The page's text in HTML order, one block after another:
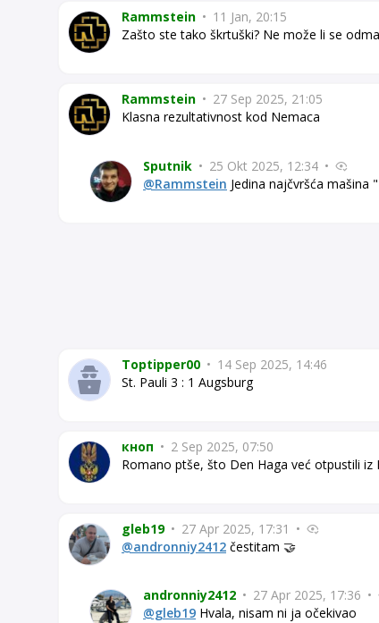
Rammstein • 11 Jan, 20:15
Zašto ste tako škrtuški? Ne može li se
Rammstein • 27 Sep 2025, 21:05
Klasna rezultativnost kod Nemaca
Sputnik • 25 Okt 2025, 12:34 •
@Rammstein Jedina najčvršća mašina
Toptipper00 • 14 Sep 2025, 14:46
St. Pauli 3 : 1 Augsburg
кноп • 2 Sep 2025, 07:50
Romano ptše, što Den Haga već otpustili iz
gleb19 • 27 Apr 2025, 17:31 •
@andronniy2412 čestitam 🤝
andronniy2412 • 27 Apr 2025, 17:36 •
@gleb19 Hvala, nisam ni ja očekivao